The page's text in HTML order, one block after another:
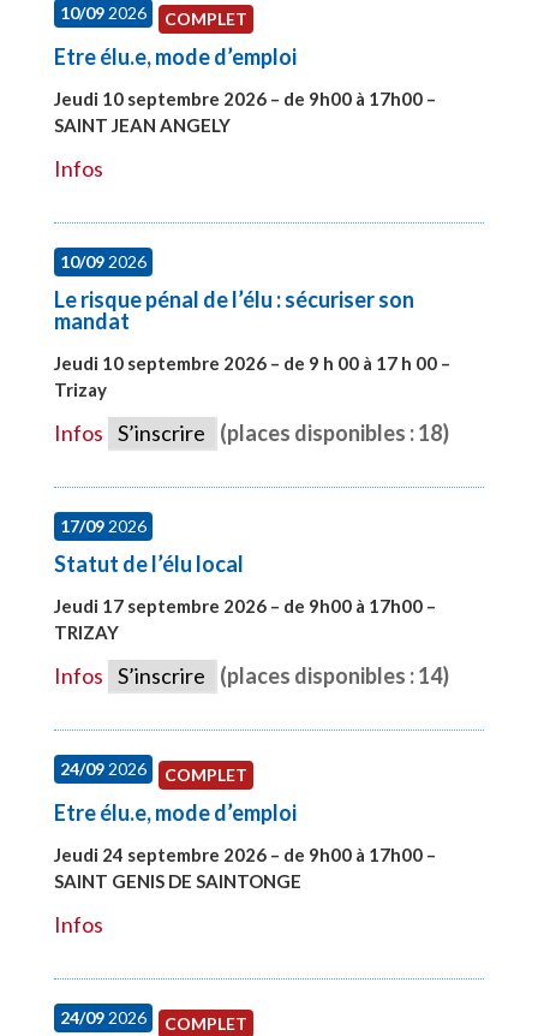
10/092026 COMPLET
Etre élu.e, mode d’emploi
Jeudi 10 septembre 2026 – de 9h00 à 17h00 –
SAINT JEAN ANGELY
Infos
10/092026
Le risque pénal de l’élu : sécuriser son
mandat
Jeudi 10 septembre 2026 – de 9 h 00 à 17 h 00 –
Trizay
Infos S’inscrire (places disponibles : 18)
17/092026
Statut de l’élu local
Jeudi 17 septembre 2026 – de 9h00 à 17h00 –
TRIZAY
Infos S’inscrire (places disponibles : 14)
24/092026 COMPLET
Etre élu.e, mode d’emploi
Jeudi 24 septembre 2026 – de 9h00 à 17h00 –
SAINT GENIS DE SAINTONGE
Infos
24/092026 COMPLET